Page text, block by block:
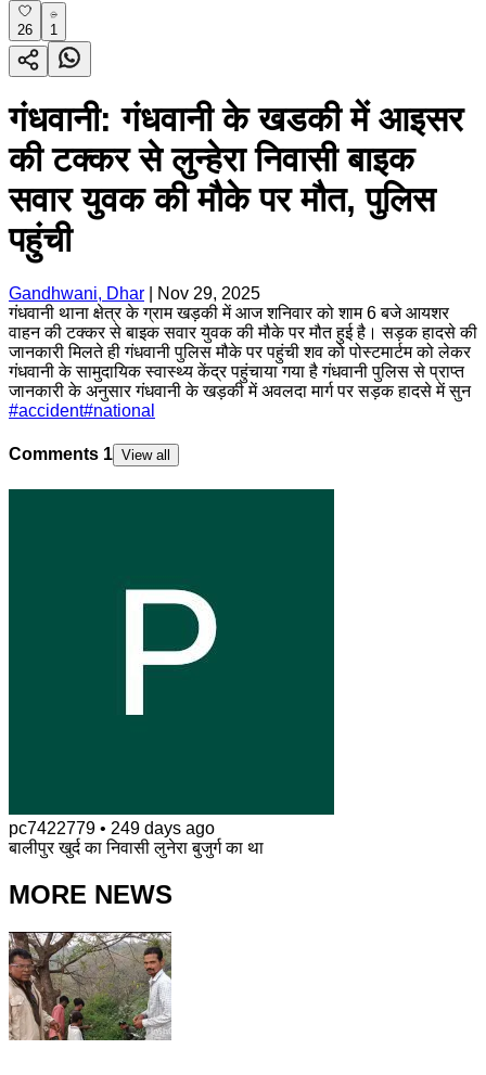
26 1
गंधवानी: गंधवानी के खडकी में आइसर
की टक्कर से लुन्हेरा निवासी बाइक
सवार युवक की मौके पर मौत, पुलिस
पहुंची
Gandhwani, Dhar
Nov 29, 2025
गंधवानी थाना क्षेत्र के ग्राम खड़की में आज शनिवार को शाम 6 बजे आयशर
वाहन की टक्कर से बाइक सवार युवक की मौके पर मौत हुई है। सड़क हादसे की
जानकारी मिलते ही गंधवानी पुलिस मौके पर पहुंची शव को पोस्टमार्टम को लेकर
गंधवानी के सामुदायिक स्वास्थ्य केंद्र पहुंचाया गया है गंधवानी पुलिस से प्राप्त
जानकारी के अनुसार गंधवानी के खड़की में अवलदा मार्ग पर सड़क हादसे में सुन
#accident#national
Comments 1 View all
pc7422779 • 249 days ago
बालीपुर खुर्द का निवासी लुनेरा बुजुर्ग का था
MORE NEWS